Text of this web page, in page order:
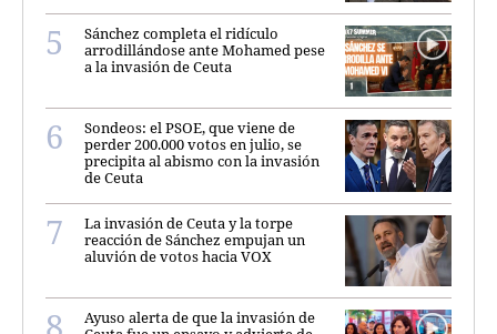
Sánchez completa el ridículo
arrodillándose ante Mohamed pese
a la invasión de Ceuta
Sondeos: el PSOE, que viene de
perder 200.000 votos en julio, se
precipita al abismo con la invasión
de Ceuta
La invasión de Ceuta y la torpe
reacción de Sánchez empujan un
aluvión de votos hacia VOX
Ayuso alerta de que la invasión de